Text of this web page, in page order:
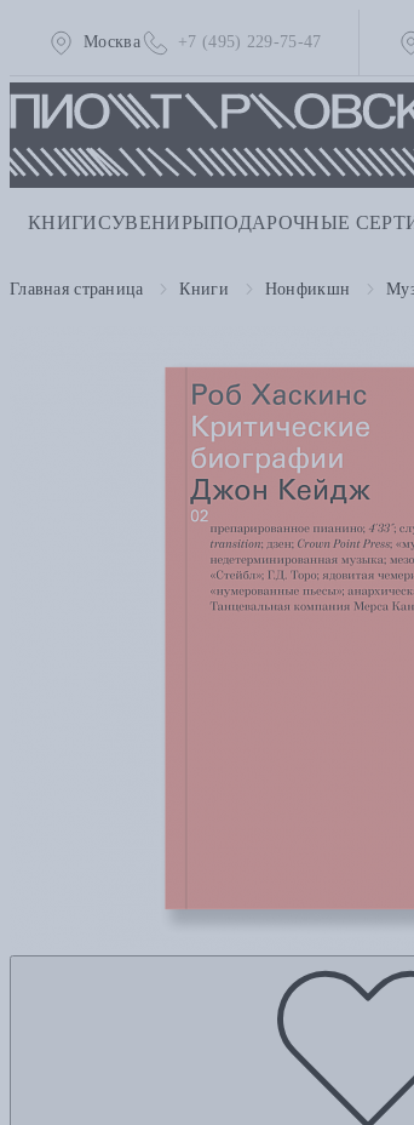
Москва +7 (495) 229-75-47
КНИГИСУВЕНИРЫПОДАРОЧНЫЕ
Главная страница Книги Нонфикшн